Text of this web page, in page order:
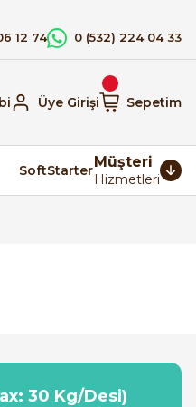
12 74 0 (532) 224 04 33
Üye Girişi Sepetim
SoftStarterMüşteri
Hizmetleri
30 Kg/Desi)